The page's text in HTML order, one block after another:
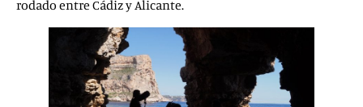
rodado entre Cádiz y Alicante.